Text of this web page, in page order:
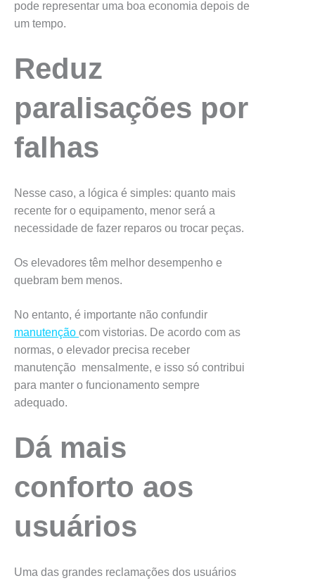
pode representar uma boa economia depois de
um tempo.
Reduz
paralisações por
falhas
Nesse caso, a lógica é simples: quanto mais
recente for o equipamento, menor será a
necessidade de fazer reparos ou trocar peças.
Os elevadores têm melhor desempenho e
quebram bem menos.
No entanto, é importante não confundir
manutenção com vistorias. De acordo com as
normas, o elevador precisa receber
manutenção mensalmente, e isso só contribui
para manter o funcionamento sempre
adequado.
Dá mais
conforto aos
usuários
Uma das grandes reclamações dos usuários